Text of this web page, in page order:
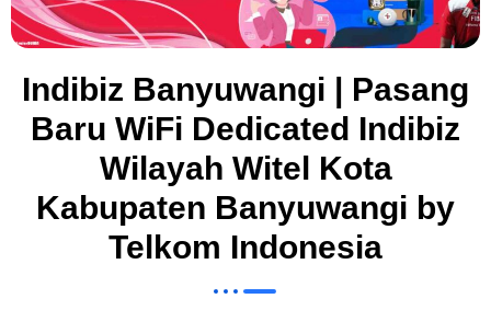
Indibiz Banyuwangi | Pasang
Baru WiFi Dedicated Indibiz
Wilayah Witel Kota
Kabupaten Banyuwangi by
Telkom Indonesia